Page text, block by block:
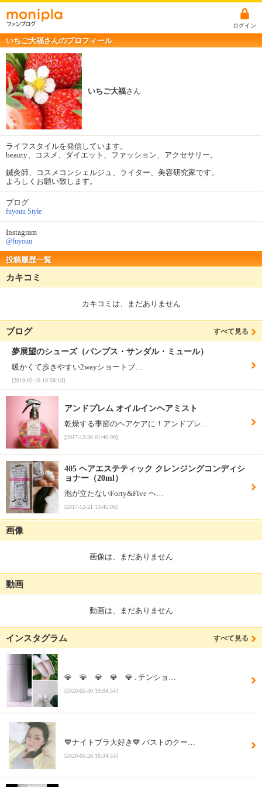
ログイン
いちご大福さんのプロフィール
いちご大福さん
ライフスタイルを発信しています。
beauty、コスメ、ダイエット、ファッション、アクセサリー。
鍼灸師、コスメコンシェルジュ、ライター、美容研究家です。
よろしくお願い致します。
ブログ
fuyouu Style
Instagram
@fuyouu
投稿履歴一覧
カキコミ
カキコミは、まだありません
ブログ すべて見る
夢展望のシューズ（パンプス・サンダル・ミュール）
暖かくて歩きやすい2wayショートブ…
[2018-02-16 18:58:18]
アンドプレム オイルインヘアミスト
乾燥する季節のヘアケアに！アンドプレ…
[2017-12-30 01:46:00]
405 ヘアエステティック クレンジングコンディシ
ョナー（20ml）
泡が立たないForty&Five ヘ…
[2017-12-21 13:45:06]
画像
画像は、まだありません
動画
動画は、まだありません
インスタグラム すべて見る
💎 💎 💎 💎 💎 . テンショ…
[2020-05-30 19:04:54]
💙ナイトブラ大好き💙 バストのクー…
[2020-05-28 16:34:53]